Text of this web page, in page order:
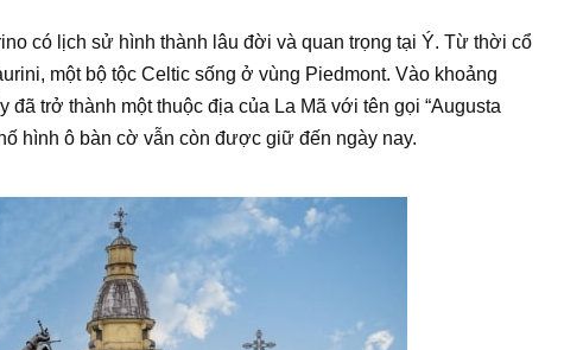
có lịch sử hình thành lâu đời và quan trọng tại Ý. Từ thời cổ
một bộ tộc Celtic sống ở vùng Piedmont. Vào khoảng
trở thành một thuộc địa của La Mã với tên gọi “Augusta
hình ô bàn cờ vẫn còn được giữ đến ngày nay.